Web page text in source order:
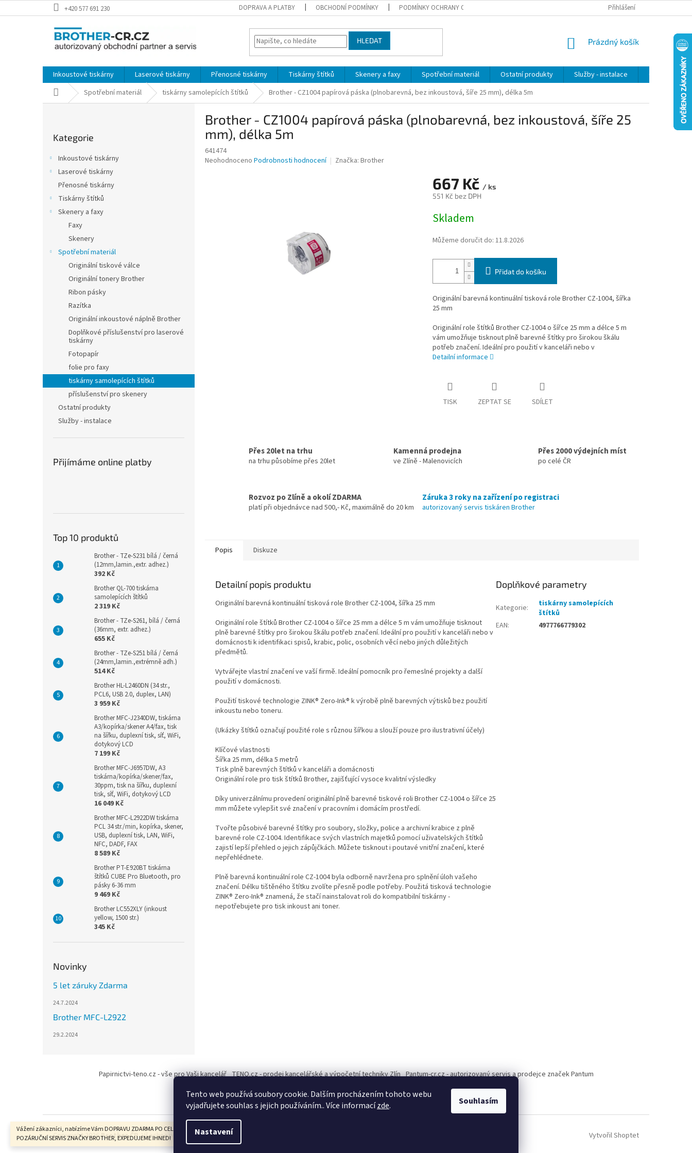
Tento web používá soubory cookie. Dalším procházením tohoto webu
vyjadřujete souhlas s jejich používáním.. Více informacízde.
Nastavení
Souhlasím
na
Vážení zákazníci, nabízíme Vám DOPRAVU ZDARMA PO CELÉ ČR, ZÁRUČNÍ I
POZÁRUČNÍ SERVIS ZNAČKY BROTHER, EXPEDUJEME IHNED!
+420 577 691 230 DOPRAVA A PLATBY OBCHODNÍ PODMÍNKY PODMÍNKY OCHRANY OSOBNÍCH ÚDAJŮ Přihlášení
HLEDAT
NÁKUPNÍ
Prázdný košík
Inkoustové tiskárny Laserové tiskárny Přenosné tiskárny Tiskárny štítků Skenery a faxy Spotřební materiál Ostatní produkty Služby - instalace
Obchodní
Domů Spotřební materiál tiskárny samolepících štítků Brother - CZ1004 papírová páska (plnobarevná, bez inkoustová, šíře 25 mm), délka 5m
kategorie
Kategorie
Inkoustové tiskárny
Laserové tiskárny
Přenosné tiskárny
Tiskárny štítků
Skenery a faxy
Faxy
Skenery
Spotřební materiál
Originální tiskové válce
Originální tonery Brother
Ribon pásky
Razítka
Originální inkoustové náplně Brother
Doplňkové příslušenství pro laserové
tiskárny
Fotopapír
folie pro faxy
tiskárny samolepících štítků
příslušenství pro skenery
Ostatní produkty
Služby - instalace
Přijímáme online platby
Top 10 produktů
Brother - TZe-S231 bílá / černá
(12mm,lamin.,extr. adhez.)
392 Kč
Brother QL-700 tiskárna
samolepících štítků
2 319 Kč
Brother - TZe-S261, bílá / černá
(36mm, extr. adhez.)
655 Kč
Brother - TZe-S251 bílá / černá
(24mm,lamin.,extrémně adh.)
514 Kč
Brother HL-L2460DN (34 str.,
PCL6, USB 2.0, duplex, LAN)
3 959 Kč
Brother MFC-J2340DW, tiskárna
A3/kopírka/skener A4/fax, tisk
na šířku, duplexní tisk, síť, WiFi,
dotykový LCD
7 199 Kč
Brother MFC-J6957DW, A3
tiskárna/kopírka/skener/fax,
30ppm, tisk na šířku, duplexní
tisk, síť, WiFi, dotykový LCD
16 049 Kč
Brother MFC-L2922DW tiskárna
PCL 34 str./min, kopírka, skener,
USB, duplexní tisk, LAN, WiFi,
NFC, DADF, FAX
8 589 Kč
Brother PT-E920BT tiskárna
štítků CUBE Pro Bluetooth, pro
pásky 6-36 mm
9 469 Kč
Brother LC552XLY (inkoust
yellow, 1500 str.)
345 Kč
Novinky
5 let záruky Zdarma
24.7.2024
Brother MFC-L2922
29.2.2024
Brother - CZ1004 papírová páska (plnobarevná, bez inkoustová, šíře 25
mm), délka 5m
641474
Průměrné
Neohodnoceno Podrobnosti hodnocení Značka: Brother
667 Kč / ks
551 Kč bez DPH
cena:
Skladem
Můžeme doručit do: 11.8.2026
Přidat do košíku
Originální barevná kontinuální tisková role Brother CZ-1004, šířka
25 mm
Originální role štítků Brother CZ-1004 o šířce 25 mm a délce 5 m
vám umožňuje tisknout plně barevné štítky pro širokou škálu
potřeb značení. Ideální pro použití v kanceláři nebo v
Detailní informace
TISK ZEPTAT SE SDÍLET
Přes 20let na trhu
na trhu působíme přes 20let
Kamenná prodejna
ve Zlíně - Malenovicích
Přes 2000 výdejních míst
po celé ČR
Rozvoz po Zlíně a okolí ZDARMA
platí při objednávce nad 500,- Kč, maximálně do 20 km
Záruka 3 roky na zařízení po registraci
autorizovaný servis tiskáren Brother
Popis Diskuze
Detailní popis produktu
Originální barevná kontinuální tisková role Brother CZ-1004, šířka 25 mm
Originální role štítků Brother CZ-1004 o šířce 25 mm a délce 5 m vám umožňuje tisknout
plně barevné štítky pro širokou škálu potřeb značení. Ideální pro použití v kanceláři nebo v
domácnosti k identifikaci spisů, krabic, polic, osobních věcí nebo jiných důležitých
předmětů.
Vytvářejte vlastní značení ve vaší firmě. Ideální pomocník pro řemeslné projekty a další
použití v domácnosti.
Použití tiskové technologie ZINK® Zero-Ink® k výrobě plně barevných výtisků bez použití
inkoustu nebo toneru.
(Ukázky štítků označují použité role s různou šířkou a slouží pouze pro ilustrativní účely)
Klíčové vlastnosti
Šířka 25 mm, délka 5 metrů
Tisk plně barevných štítků v kanceláři a domácnosti
Originální role pro tisk štítků Brother, zajišťující vysoce kvalitní výsledky
Díky univerzálnímu provedení originální plně barevné tiskové roli Brother CZ-1004 o šířce 25
mm můžete vylepšit své značení v pracovním i domácím prostředí.
Tvořte působivé barevné štítky pro soubory, složky, police a archivní krabice z plně
barevné role CZ-1004. Identifikace svých vlastních majetků pomocí uživatelských štítků
zajistí lepší přehled o jejich zápůjčkách. Můžete tisknout i poutavé vnitřní značení, které
nepřehlédnete.
Plně barevná kontinuální role CZ-1004 byla odborně navržena pro splnění úloh vašeho
značení. Délku tištěného štítku zvolíte přesně podle potřeby. Použitá tisková technologie
ZINK® Zero-Ink® znamená, že stačí nainstalovat roli do kompatibilní tiskárny -
nepotřebujete pro tisk inkoust ani toner.
Doplňkové parametry
Kategorie:
tiskárny samolepících
štítků
EAN: 4977766779302
Papirnictvi-teno.cz - vše pro Vaši kancelář TENO.cz - prodej kancelářské a výpočetní techniky Zlín Pantum-cr.cz - autorizovaný servis a prodejce značek Pantum
Vytvořil Shoptet
Copyright 2026Brother ČR. Všechna práva vyhrazena.